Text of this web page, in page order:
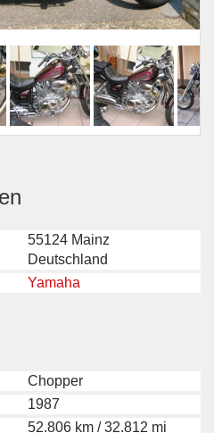
55124 Mainz
Deutschland
Yamaha
Chopper
1987
52.806 km / 32.812 mi